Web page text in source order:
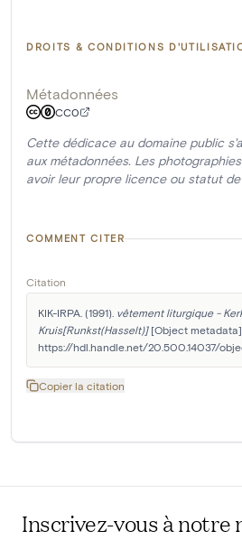
DROITS & CONDITIONS
Métadonnées
CC0
Cette dédicace au domaine public
aux métadonnées. Les
avoir leur propre licence ou statut
COMMENT CITER
Citation
KIK-IRPA. (1991). vêtement liturgique -
Kruis[Runkst(Hasselt)] [Object metadata].
https://hdl.handle.net/20.500.14037/
Copier la citation
Inscrivez-vous à notre